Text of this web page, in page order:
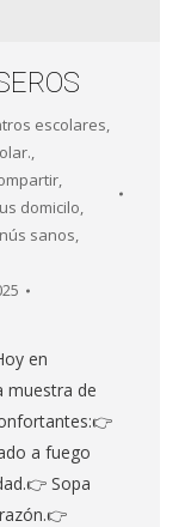
escolares,
,
,
domicilo,
sanos,
en
muestra de
a fuego
Sopa